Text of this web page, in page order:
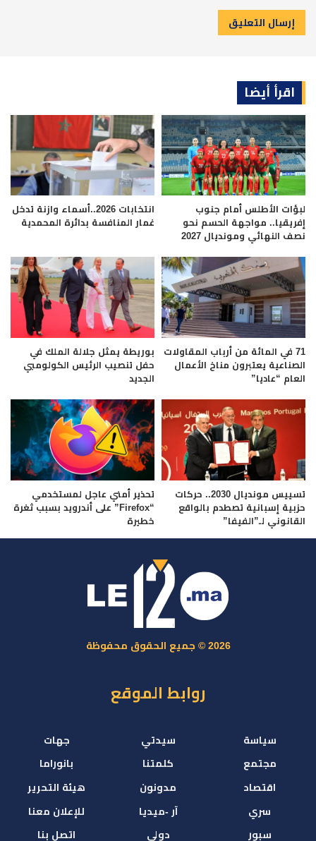
اقرأ أيضا
لبؤات الأطلس أمام جنوب
إفريقيا.. مواجهة الحسم نحو
نصف النهائي ومونديال 2027
انتخابات 2026..أسماء وازنة تدخل
غمار المنافسة بدائرة المحمدية
71 في المائة من أرباب المقاولات
الصناعية يعتبرون مناخ الأعمال
العام “عاديا”
بوريطة يمثل جلالة الملك في
حفل تنصيب الرئيس الكولومبي
الجديد
تسييس مونديال 2030.. حركات
حزبية إسبانية تصطدم بالواقع
القانوني لـ”الفيفا”
تحذير أمني عاجل لمستخدمي
“Firefox” على أندرويد بسبب ثغرة
خطيرة
2026 © جميع الحقوق محفوظة
روابط الموقع
سياسة
مجتمع
اقتصاد
سري
سبور
سيدتي
كلمتنا
مدونون
آر -ميديا
دولي
جهات
بانوراما
هيئة التحرير
للإعلان معنا
اتصل بنا